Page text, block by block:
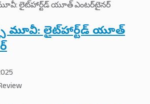
మూవీ: లైట్‌హార్ట్‌డ్ యూత్